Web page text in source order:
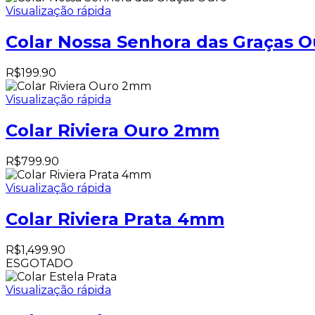
Visualização rápida
Colar Nossa Senhora das Graças
R$199.90
Visualização rápida
Colar Riviera Ouro 2mm
R$799.90
Visualização rápida
Colar Riviera Prata 4mm
R$1,499.90
ESGOTADO
Visualização rápida